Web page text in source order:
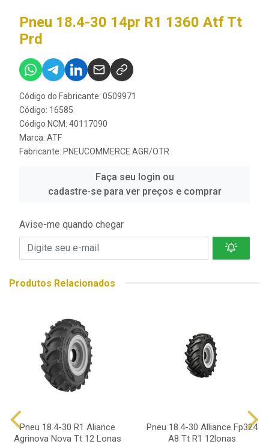
Pneu 18.4-30 14pr R1 1360 Atf Tt
Prd
Código do Fabricante: 0509971
Código: 16585
Código NCM: 40117090
Marca: ATF
Fabricante: PNEUCOMMERCE AGR/OTR
Faça seu login ou
cadastre-se para ver preços e comprar
Avise-me quando chegar
Produtos Relacionados
Pneu 18.4-30 R1 Aliance
Agrinova Nova Tt 12 Lonas
Pneu 18.4-30 Alliance Fp324
A8 Tt R1 12lonas